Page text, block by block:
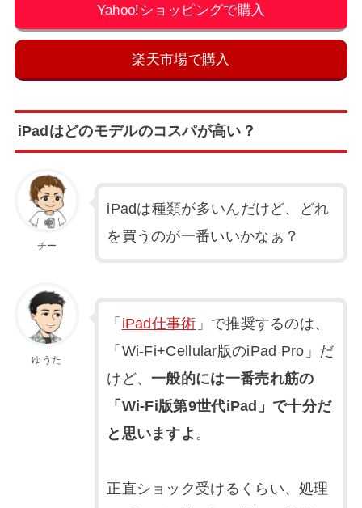
Yahoo!ショッピングで購入
楽天市場で購入
iPadはどのモデルのコスパが高い？
チー
iPadは種類が多いんだけど、どれ
を買うのが一番いいかなぁ？
ゆうた
「 iPad仕事術 」で推奨するのは、
「Wi-Fi+Cellular版のiPad Pro」だ
けど、一般的には一番売れ筋の
「Wi-Fi版第9世代iPad」で十分だ
と思いますよ 。
正直ショック受けるくらい、処理